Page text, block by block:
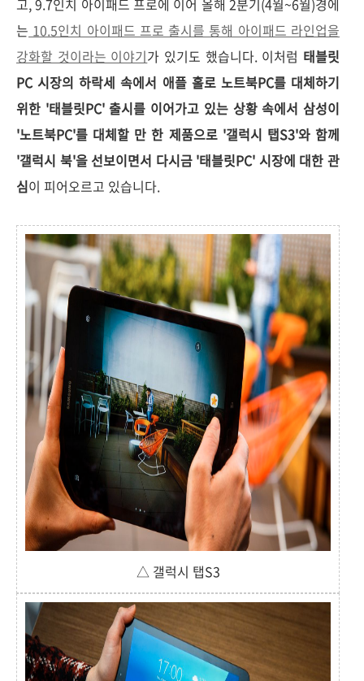
고, 9.7인치 아이패드 프로에 이어 올해 2분기(4월~6월)경에
는 10.5인치 아이패드 프로 출시를 통해 아이패드 라인업을
강화할 것이라는 이야기가 있기도 했습니다. 이처럼 태블릿
PC 시장의 하락세 속에서 애플 홀로 노트북PC를 대체하기
위한 '태블릿PC' 출시를 이어가고 있는 상황 속에서 삼성이
'노트북PC'를 대체할 만 한 제품으로 '갤럭시 탭S3'와 함께
'갤럭시 북'을 선보이면서 다시금 '태블릿PC' 시장에 대한 관
심이 피어오르고 있습니다.
△ 갤럭시 탭S3